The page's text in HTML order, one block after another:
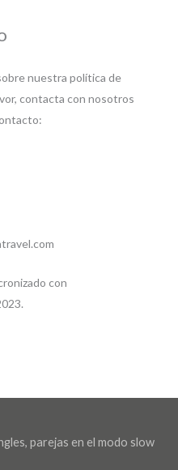
nuestra política de
contacta con nosotros
con